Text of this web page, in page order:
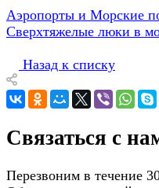
Аэропорты и Морские
Сверхтяжелые люки в
Назад к списку
Связаться с
Перезвоним в течение